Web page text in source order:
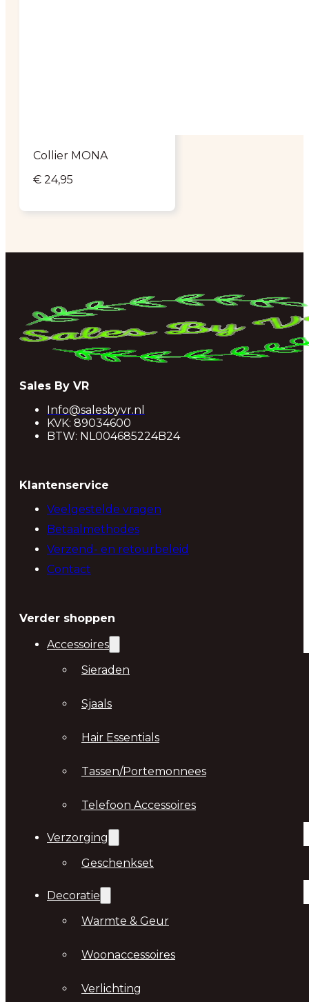
Collier MONA
€ 24,95
Sales By VR
Info@salesbyvr.nl
KVK: 89034600
BTW: NL004685224B24
Klantenservice
Veelgestelde vragen
Betaalmethodes
Verzend- en retourbeleid
Contact
Verder shoppen
Accessoires
Sieraden
Sjaals
Hair Essentials
Tassen/Portemonnees
Telefoon Accessoires
Verzorging
Geschenkset
Decoratie
Warmte & Geur
Woonaccessoires
Verlichting